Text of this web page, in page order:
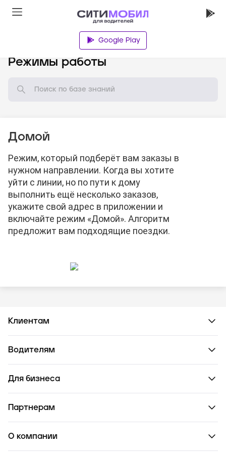
Google Play
Режимы работы
Домой
Режим, который подберёт вам заказы в
нужном направлении. Когда вы хотите
уйти с линии, но по пути к дому
выполнить ещё несколько заказов,
укажите свой адрес в приложении и
включайте режим «Домой». Алгоритм
предложит вам подходящие поездки.
Клиентам
Водителям
Для бизнеса
Партнерам
О компании